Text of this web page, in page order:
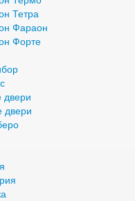
Тетра
Фараон
Форте
двери